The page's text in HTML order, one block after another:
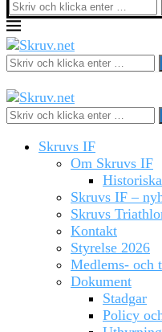
Skruvs IF
Om Skruvs IF
Skruvs IF –
Skruvs
Kontakt
Styrelse 2026
Medlems- och
Dokument
Stadgar
Policy